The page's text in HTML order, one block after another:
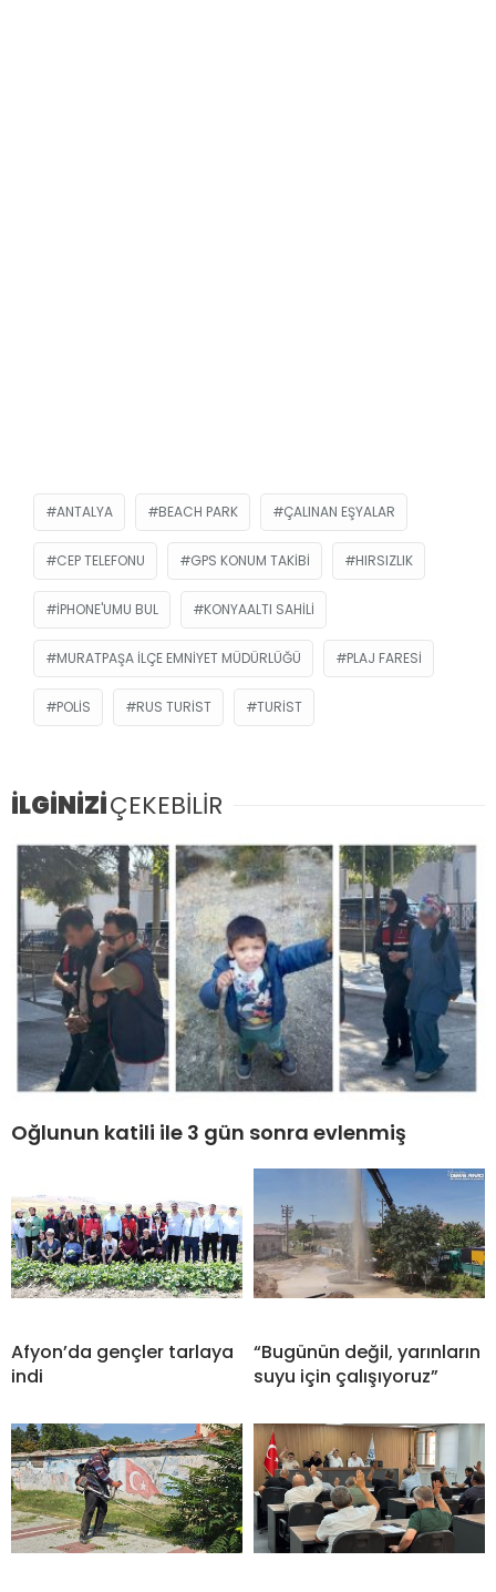
ANTALYA BEACH PARK ÇALINAN EŞYALAR
CEP TELEFONU GPS KONUM TAKIBI HIRSIZLIK
IPHONE'UMU BUL KONYAALTI SAHILI
MURATPAŞA İLÇE EMNIYET MÜDÜRLÜĞÜ PLAJ FARESI
POLIS RUS TURIST TURIST
İLGİNİZİÇEKEBİLİR
Oğlunun katili ile 3 gün sonra evlenmiş
Afyon’da gençler tarlaya
indi
“Bugünün değil, yarınların
suyu için çalışıyoruz”